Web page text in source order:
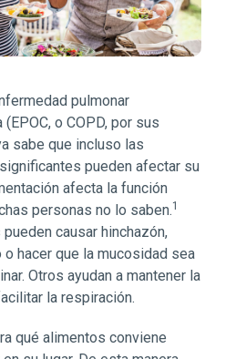
pulmonar
o COPD, por sus
sabe que incluso las
pueden afectar su
afecta la función
personas no lo saben.1
causar hinchazón,
hacer que la mucosidad sea
Otros ayudan a mantener la
la respiración.
qué alimentos conviene